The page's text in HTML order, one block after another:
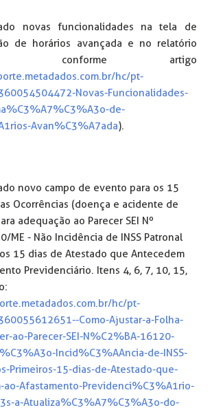
novas funcionalidades na tela de
de horários avançada e no relatório
conforme artigo
hc/pt-
Novas-Funcionalidades-
de-
Avan%C3%A7ada).
novo campo de evento para os 15
Ocorrências (doença e acidente de
adequação ao Parecer SEI Nº
ME - Não Incidência de INSS Patronal
15 dias de Atestado que Antecedem
Previdenciário. Itens 4, 6, 7, 10, 15,
hc/pt-
Como-Ajustar-a-Folha-
ao-Parecer-SEI-N%C2%BA-16120-
Incid%C3%AAncia-de-INSS-
Primeiros-15-dias-de-Atestado-que-
ao-Afastamento-Previdenci%C3%A1rio-
a-Atualiza%C3%A7%C3%A3o-do-